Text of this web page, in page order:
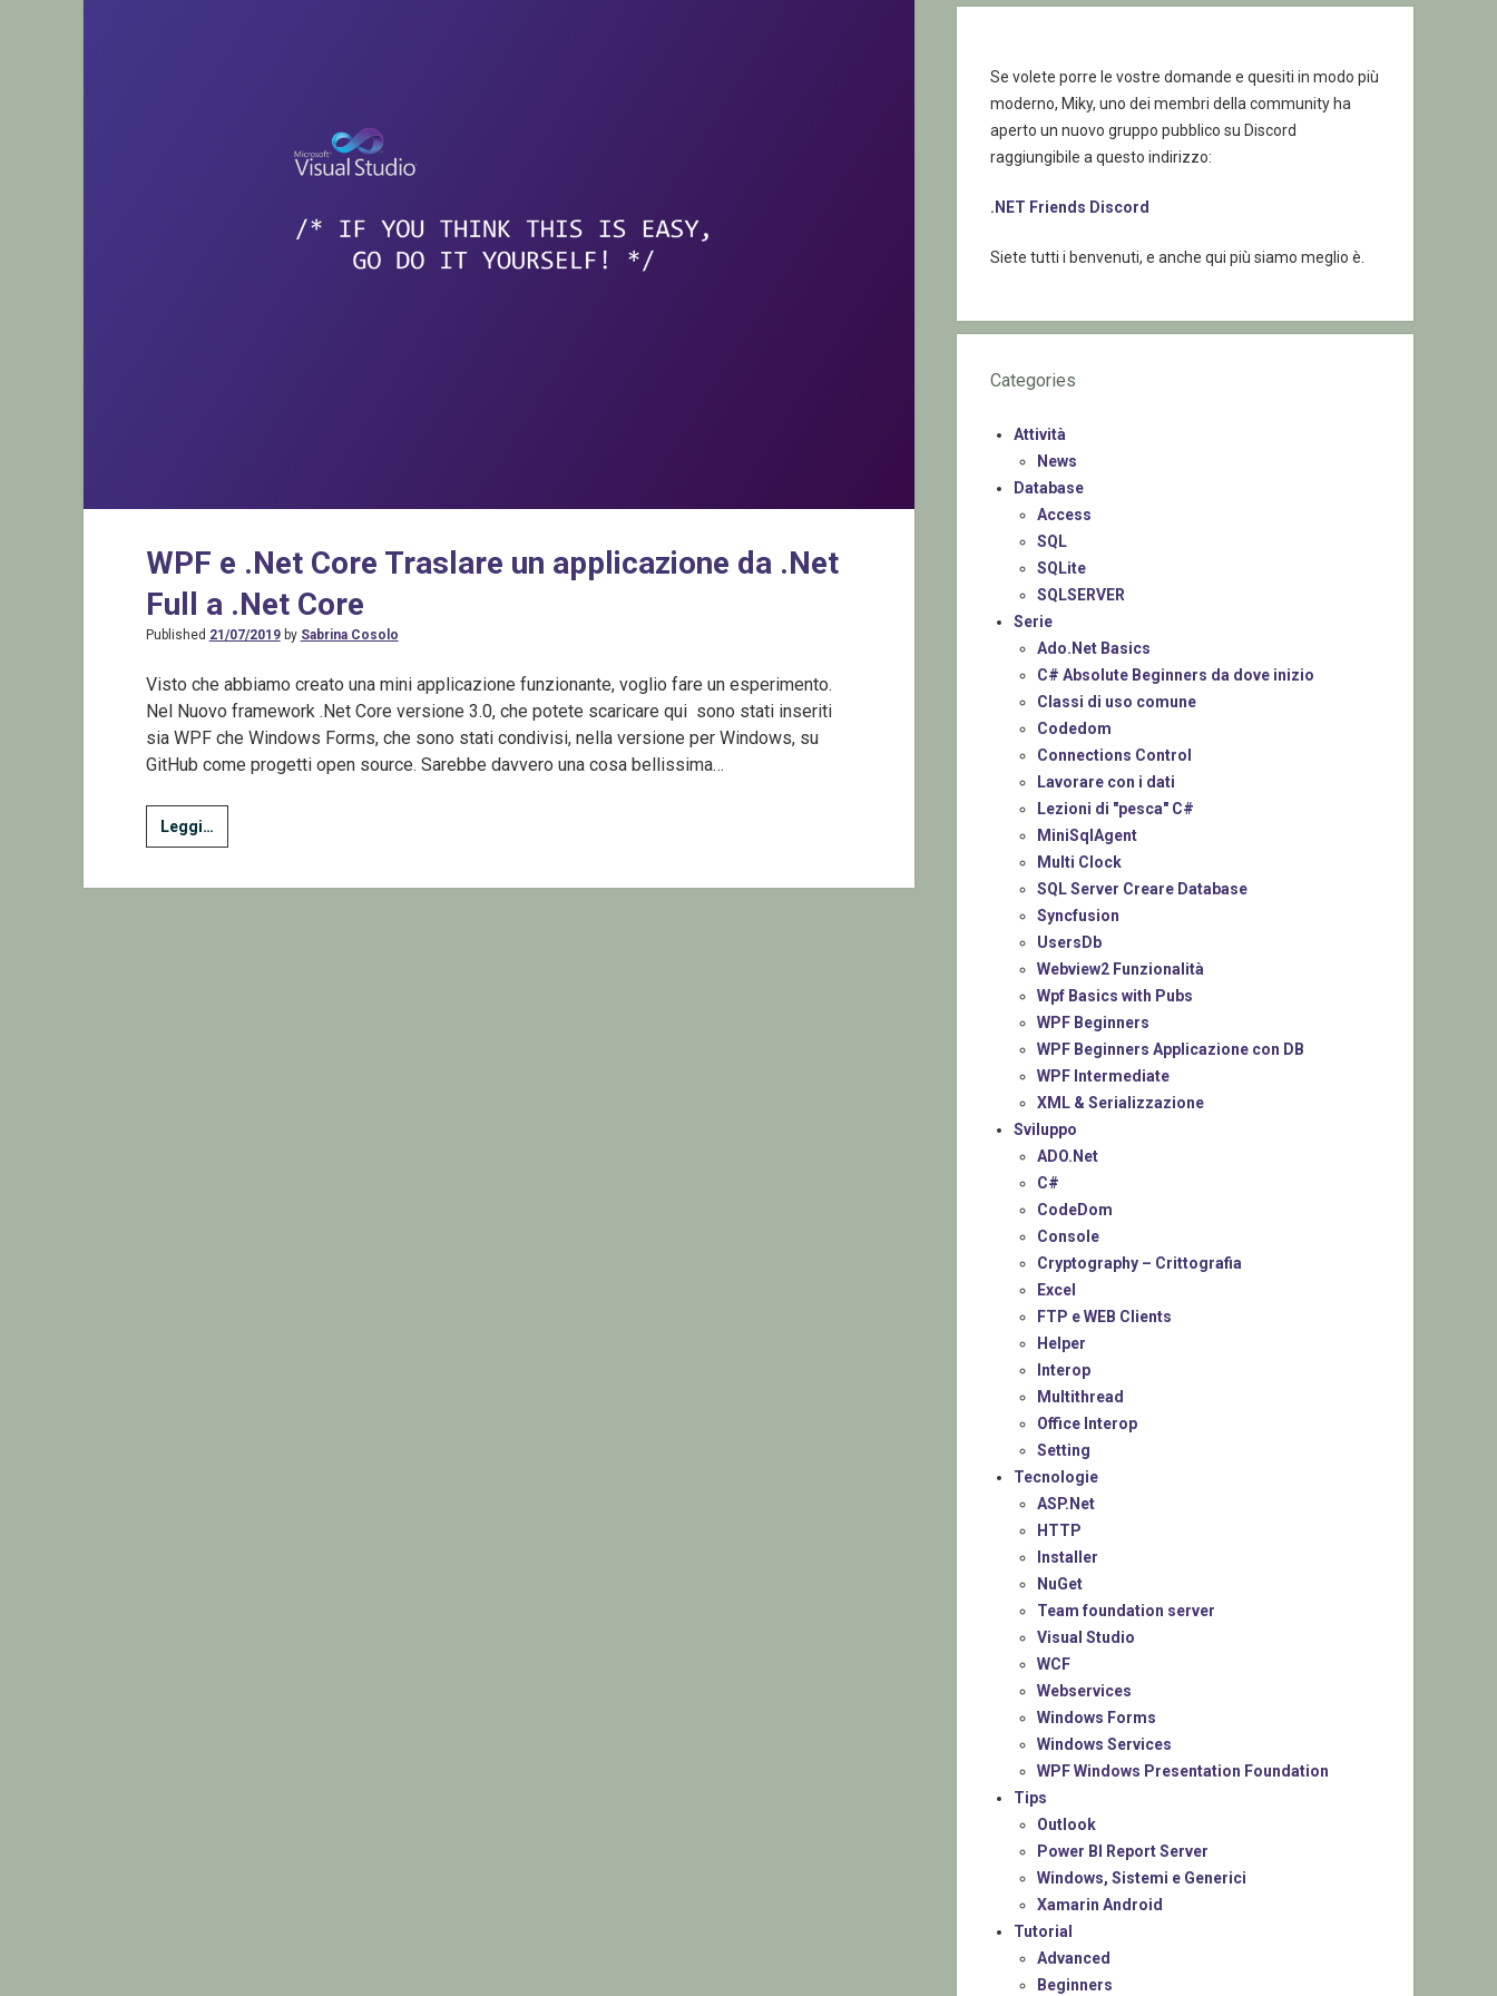
WPF e .Net Core Traslare un applicazione da .Net
Full a .Net Core
Published 21/07/2019by Sabrina Cosolo
Visto che abbiamo creato una mini applicazione funzionante, voglio fare un esperimento.
Nel Nuovo framework .Net Core versione 3.0, che potete scaricare qui sono stati inseriti
sia WPF che Windows Forms, che sono stati condivisi, nella versione per Windows, su
GitHub come progetti open source. Sarebbe davvero una cosa bellissima…
Leggi…
e
Se volete porre le vostre domande e quesiti in modo più
moderno, Miky, uno dei membri della community ha
aperto un nuovo gruppo pubblico su Discord
raggiungibile a questo indirizzo:
.NET Friends Discord
Siete tutti i benvenuti, e anche qui più siamo meglio è.
Categories
Attività
News
Database
Access
SQL
SQLite
SQLSERVER
Serie
Ado.Net Basics
C# Absolute Beginners da dove inizio
Classi di uso comune
Codedom
Connections Control
Lavorare con i dati
Lezioni di "pesca" C#
MiniSqlAgent
Multi Clock
SQL Server Creare Database
Syncfusion
UsersDb
Webview2 Funzionalità
Wpf Basics with Pubs
WPF Beginners
WPF Beginners Applicazione con DB
WPF Intermediate
XML & Serializzazione
Sviluppo
ADO.Net
C#
CodeDom
Console
Cryptography – Crittografia
Excel
FTP e WEB Clients
Helper
Interop
Multithread
Office Interop
Setting
Tecnologie
ASP.Net
HTTP
Installer
NuGet
Team foundation server
Visual Studio
WCF
Webservices
Windows Forms
Windows Services
WPF Windows Presentation Foundation
Tips
Outlook
Power BI Report Server
Windows, Sistemi e Generici
Xamarin Android
Tutorial
Advanced
Beginners